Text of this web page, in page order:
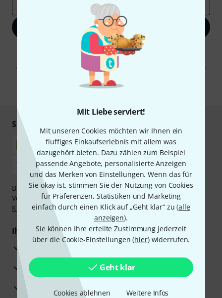
Mit Liebe serviert!
Mit unseren Cookies möchten wir Ihnen ein
fluffiges Einkaufserlebnis mit allem was
dazugehört bieten. Dazu zählen zum Beispiel
passende Angebote, personalisierte Anzeigen
und das Merken von Einstellungen. Wenn das für
Sie okay ist, stimmen Sie der Nutzung von Cookies
für Präferenzen, Statistiken und Marketing
einfach durch einen Klick auf „Geht klar“ zu (alle
anzeigen).
Sie können Ihre erteilte Zustimmung jederzeit
über die Cookie-Einstellungen (hier) widerrufen.
Geht klar
Cookies ablehnen Weitere Infos
Jetzt anmelden
Mit Klick auf „Jetzt anmelden“ stimmen Sie dem Erhalt von E-Mail-
Werbung und einer Messung des E-Mail-Nutzungsverhaltens zu. Die
Abmeldung ist jederzeit möglich. Weitere Informationen finden Sie in
unserenDatenschutzhinweisen
* Pflichtfeld
Sicher einkaufen & bezahlen
Bezahlen Sie vertraulich und sicher per Nachnahme,
Vorkasse, PayPal, Amazon Pay,Klarna Sofort bezahlen
Klarna Ratenzahlungoder Kreditkarte.
Ihre Vorteile
3 Jahre Thomann Garantie
30 Tage Money-Back-Garantie